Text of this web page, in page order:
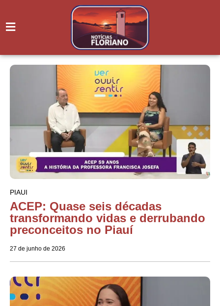
PIAUI
ACEP: Quase seis décadas
transformando vidas e derrubando
preconceitos no Piauí
27 de junho de 2026